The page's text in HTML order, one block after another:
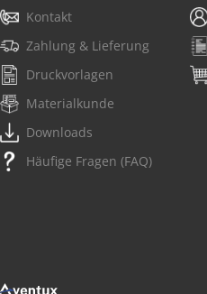
Kontakt
Zahlung & Lieferung
Druckvorlagen
Materialkunde
Downloads
Häufige Fragen (FAQ)